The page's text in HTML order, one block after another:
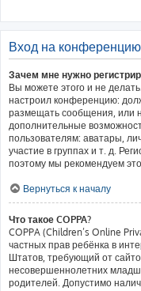
Вход на конференцию
Зачем мне нужно
Вы можете этого и не
настроил конференцию:
размещать сообщения, или
дополнительные
пользователям: аватары,
участие в группах и т. д.
поэтому мы рекомендуем
Вернуться к началу
Что такое COPPA?
COPPA (Children’s Online
частных прав ребёнка в
Штатов, требующий от
несовершеннолетних
родителей. Допустимо